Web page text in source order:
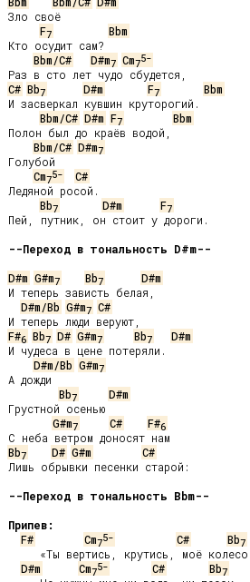
Зло своё
F7
Bbm
Кто осудит сам?
Bbm/C#
D#m7 Cm75-
C# Bb7 D#m F7
Bbm
И засверкал кувшин круторогий.
Bbm/C# D#m F7
Bbm
Полон был до краёв водой,
Bbm/C# D#m7
Голубой
Cm75-
C#
Ледяной росой.
Bb7 D#m F7
Пей, путник, он стоит у дороги.
--Переход в тональность D#m--
D#m G#m7 Bb7
D#m
И теперь зависть белая,
D#m/Bb G#m7 C#
F#6 Bb7 D# G#m7 Bb7
D#m
И чудеса в цене потеряли.
D#m/Bb G#m7
А дожди
Bb7
D#m
Грустной осенью
G#m7 C# F#6
Bb7 D# G#m
C#
Лишь обрывки песенки старой:
--Переход в тональность Bbm--
Припев:
F#
Cm75- C# Bb7
D#m
Cm75- C# Bb7